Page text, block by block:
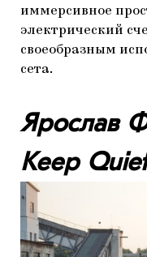
иммерсивное
электрический
своеобразным
сета.
Ярослав
Keep